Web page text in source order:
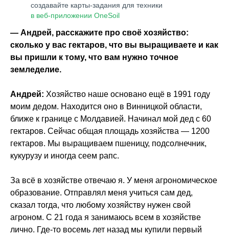
создавайте карты-задания для техники
в веб-приложении OneSoil
— Андрей, расскажите про своё хозяйство:
сколько у вас гектаров, что вы выращиваете и как
вы пришли к тому, что вам нужно точное
земледелие.
Андрей: Хозяйство наше основано ещё в 1991 году
моим дедом. Находится оно в Винницкой области,
ближе к границе с Молдавией. Начинал мой дед с 60
гектаров. Сейчас общая площадь хозяйства — 1200
гектаров. Мы выращиваем пшеницу, подсолнечник,
кукурузу и иногда сеем рапс.
За всё в хозяйстве отвечаю я. У меня агрономическое
образование. Отправлял меня учиться сам дед,
сказал тогда, что любому хозяйству нужен свой
агроном. С 21 года я занимаюсь всем в хозяйстве
лично. Где-то восемь лет назад мы купили первый